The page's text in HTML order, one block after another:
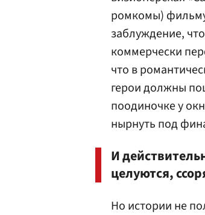
ромкомы)
заблуждение,
коммерчески
что в
герои должны
поодиночке у
нырнуть под
И
целуются,
Но истории не